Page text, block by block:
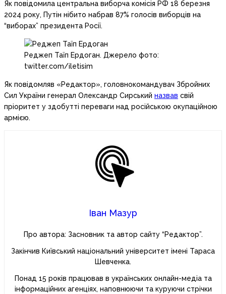
Як повідомила центральна виборча комісія РФ 18 березня
2024 року, Путін нібито набрав 87% голосів виборців на
“виборах” президента Росії.
Реджеп Таїп Ердоган. Джерело фото:
twitter.com/iletisim
Як повідомляв «Редактор», головнокомандувач Збройних
Сил України генерал Олександр Сирський назвав свій
пріоритет у здобутті переваги над російською окупаційною
армією.
Іван Мазур
Про автора: Засновник та автор сайту “Редактор”.
Закінчив Київський національний університет імені Тараса
Шевченка.
Понад 15 років працював в українських онлайн-медіа та
інформаційних агенціях, наповнюючи та куруючи стрічки